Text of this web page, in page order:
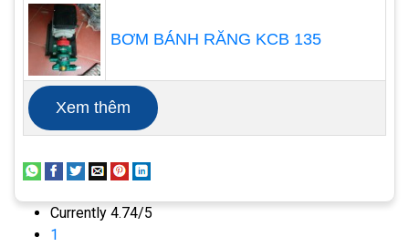
Cấu tạo máy bơm định lượng
không dùng điện khá đơn giản
chỉ gồm các bộ phận sau
Vỏ bơm bằng vật liệu cao cấp chịu ăn mòn cao
BƠM BÁNH RĂNG KCB 135
Xem thêm
Currently 4.74/5
1